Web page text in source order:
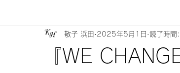
『WE
敬子 浜田 2025年5月1日 読了時間